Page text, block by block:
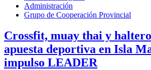
Administración
Grupo de Cooperación Provincial
Crossfit, muay thai y
apuesta deportiva en Isla
impulso LEADER